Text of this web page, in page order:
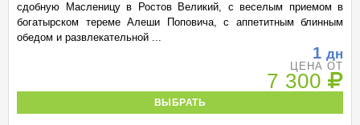
сдобную Масленицу в Ростов Великий, с веселым приемом в
богатырском тереме Алеши Поповича, с аппетитным блинным
обедом и развлекательной ...
1 дн
ЦЕНА ОТ
7 300
ВЫБРАТЬ